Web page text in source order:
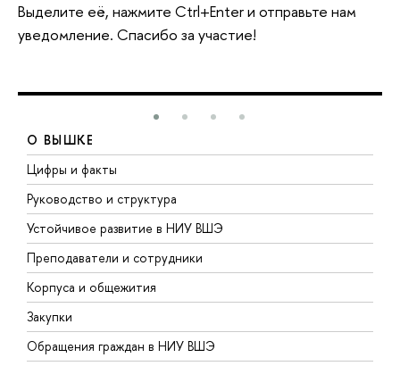
Выделите её, нажмите Ctrl+Enter и отправьте нам
уведомление. Спасибо за участие!
О ВЫШКЕ
Цифры и факты
Руководство и структура
Устойчивое развитие в НИУ ВШЭ
Преподаватели и сотрудники
Корпуса и общежития
Закупки
Обращения граждан в НИУ ВШЭ